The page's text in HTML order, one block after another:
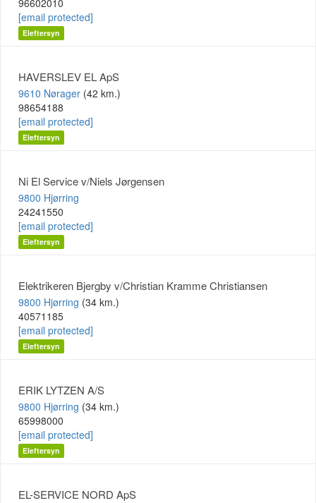
96602010
[email protected]
Eleftersyn
HAVERSLEV EL ApS
9610 Nørager (42 km.)
98654188
[email protected]
Eleftersyn
Ni El Service v/Niels Jørgensen
9800 Hjørring
24241550
[email protected]
Eleftersyn
Elektrikeren Bjergby v/Christian Kramme Christiansen
9800 Hjørring (34 km.)
40571185
[email protected]
Eleftersyn
ERIK LYTZEN A/S
9800 Hjørring (34 km.)
65998000
[email protected]
Eleftersyn
EL-SERVICE NORD ApS